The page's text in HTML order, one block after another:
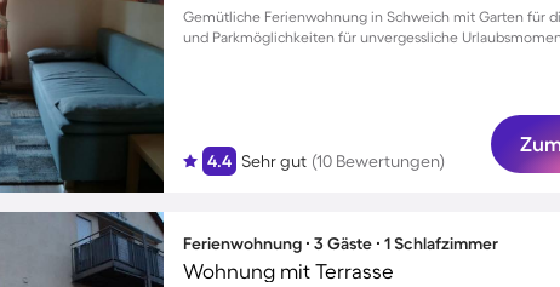
Gemütliche Ferienwohnung in Schweich mit Garten für
und Parkmöglichkeiten für unvergessliche
4.4 Sehr gut (10 Bewertungen)
Ferienwohnung ∙ 3 Gäste ∙ 1 Schlafzimmer
Wohnung mit Terrasse